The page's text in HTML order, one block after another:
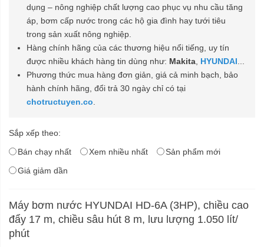
dụng – nông nghiệp chất lượng cao phục vụ nhu cầu tăng
áp, bơm cấp nước trong các hộ gia đình hay tưới tiêu
trong sản xuất nông nghiệp.
Hàng chính hãng của các thương hiệu nổi tiếng, uy tín
được nhiều khách hàng tin dùng như: Makita HYUNDAI
Phương thức mua hàng đơn giản, giá cả minh bạch, bảo
hành chính hãng, đổi trả 30 ngày chỉ có tại
chotructuyen.co
Sắp xếp theo:
Bán chạy nhất
Xem nhiều nhất
Sản phẩm mới
Giá giảm dần
Máy bơm nước HYUNDAI HD-6A (3HP), chiều cao
đẩy 17 m, chiều sâu hút 8 m, lưu lượng 1.050 lít/
phút